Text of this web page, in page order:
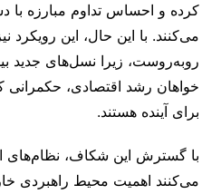
کرده و احساس تداوم مبارزه
می‌کنند. با این حال، این رویکرد
روبه‌روست، زیرا نسل‌های جدید
خواهان رشد اقتصادی، حکمرانی
برای آینده هستند.
با گسترش این شکاف، نظام‌های
می‌کنند اهمیت محیط راهبردی